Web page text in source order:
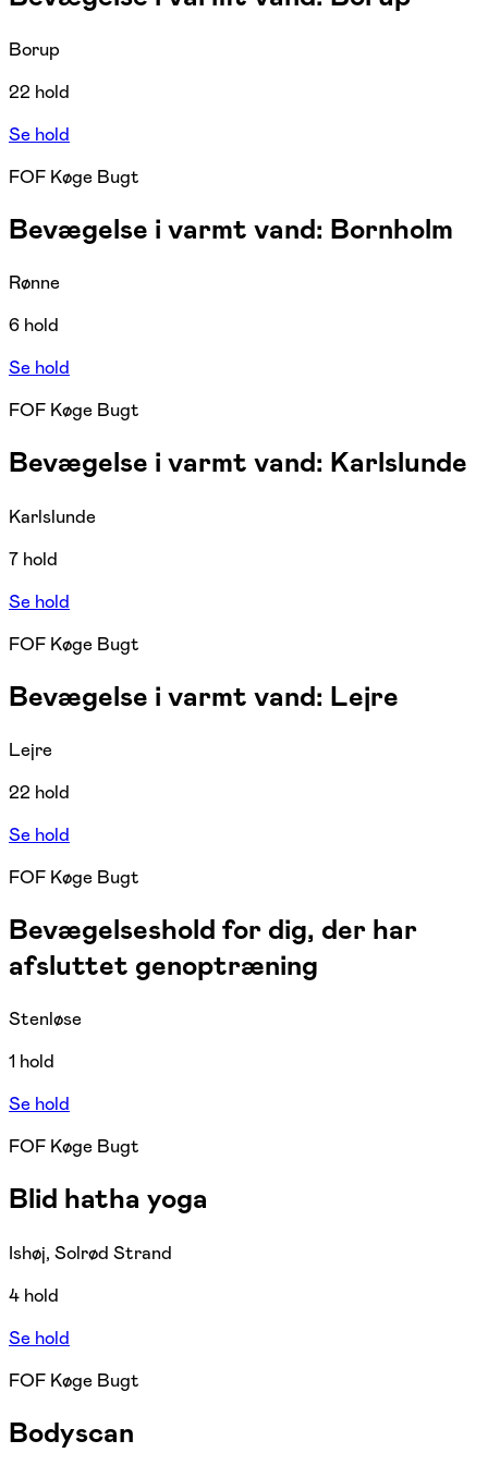
Borup
22 hold
Se hold
FOF Køge Bugt
Bevægelse i varmt vand: Bornholm
Rønne
6 hold
Se hold
FOF Køge Bugt
Bevægelse i varmt vand: Karlslunde
Karlslunde
7 hold
Se hold
FOF Køge Bugt
Bevægelse i varmt vand: Lejre
Lejre
22 hold
Se hold
FOF Køge Bugt
Bevægelseshold for dig, der har
afsluttet genoptræning
Stenløse
1 hold
Se hold
FOF Køge Bugt
Blid hatha yoga
Ishøj, Solrød Strand
4 hold
Se hold
FOF Køge Bugt
Bodyscan